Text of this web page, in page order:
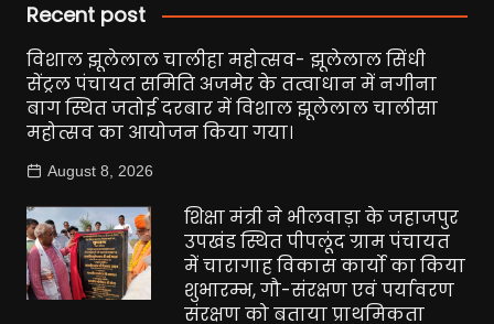
Recent post
विशाल झूलेलाल चालीहा महोत्सव- झूलेलाल सिंधी
सेंट्रल पंचायत समिति अजमेर के तत्वाधान में नगीना
बाग स्थित जतोई दरबार में विशाल झूलेलाल चालीसा
महोत्सव का आयोजन किया गया।
August 8, 2026
शिक्षा मंत्री ने भीलवाड़ा के जहाजपुर
उपखंड स्थित पीपलूंद ग्राम पंचायत
में चारागाह विकास कार्यो का किया
शुभारम्भ, गौ-संरक्षण एवं पर्यावरण
संरक्षण को बताया प्राथमिकता